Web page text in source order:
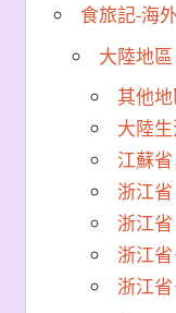
食旅記-海
大陸地區
其他
大陸
江蘇省
浙江
浙江
浙江
浙江